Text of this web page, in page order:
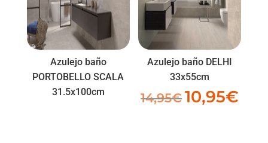
Azulejo baño
PORTOBELLO SCALA
31.5x100cm
Azulejo baño DELHI
33x55cm
14,95€ El
10,95€